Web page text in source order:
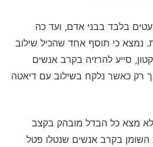
בלבד בבני אדם, ועד כה
נמצא כי תוסף אחד שהכיל שילוב
סייע להרזיה בקרב אנשים
רק כאשר נלקח בשילוב עם דיאטה
מצד שני, מחקר מ-2016 לא מצא כל הבדל מובהק בקצב
השומן בקרב אנשים שנטלו פטל